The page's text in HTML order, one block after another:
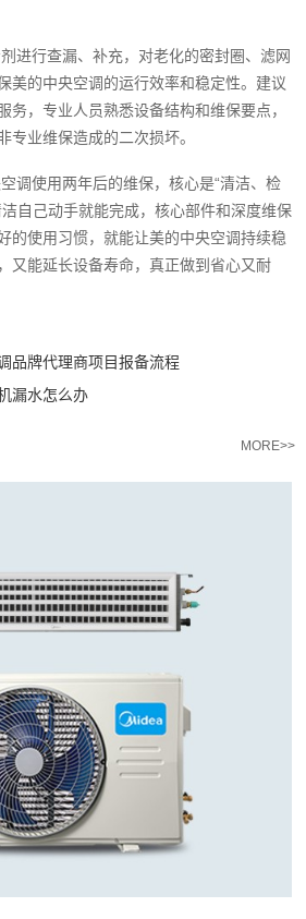
进行查漏、补充，对老化的密封圈、滤网
美的中央空调的运行效率和稳定性。建议
务，专业人员熟悉设备结构和维保要点，
专业维保造成的二次损坏。
调使用两年后的维保，核心是“清洁、检
自己动手就能完成，核心部件和深度维保
的使用习惯，就能让美的中央空调持续稳
又能延长设备寿命，真正做到省心又耐
品牌代理商项目报备流程
漏水怎么办
MORE>>